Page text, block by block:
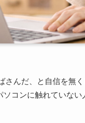
さんだ、と自信を無
コンに触れていない